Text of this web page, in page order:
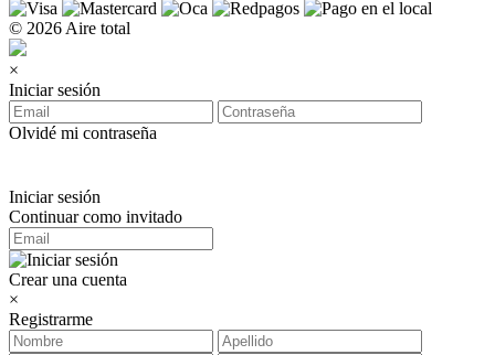
© 2026 Aire total
×
Iniciar sesión
Olvidé mi contraseña
Iniciar sesión
Continuar como invitado
Crear una cuenta
×
Registrarme